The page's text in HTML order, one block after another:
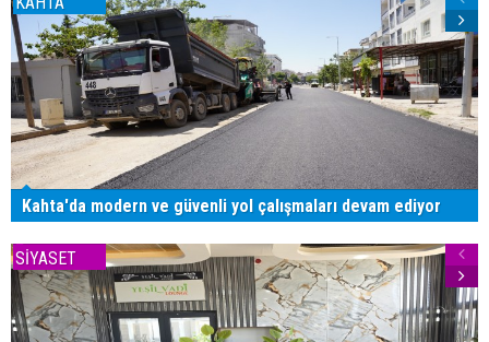
Kahta'da modern ve güvenli yol çalışmaları devam ediyor
SİYASET